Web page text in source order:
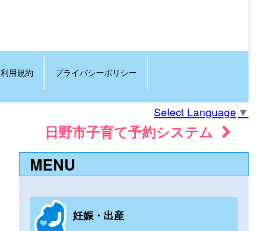
利用規約 プライバシーポリシー
Select Language ▼
日野市子育て予約システム
MENU
妊娠・出産